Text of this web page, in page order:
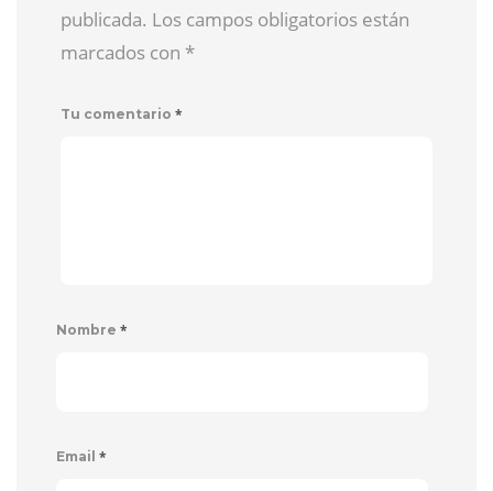
publicada. Los campos obligatorios están
marcados con *
Tu comentario *
Nombre *
Email *